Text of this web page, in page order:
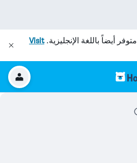
متوفر أيضاً باللغة الإنجليزية.Visit